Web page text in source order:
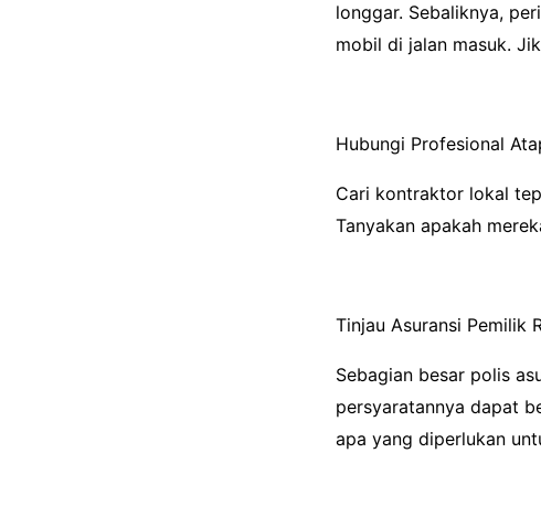
longgar. Sebaliknya,
mobil di jalan masuk.
Hubungi Profesional
Cari kontraktor lokal
Tanyakan apakah
Tinjau Asuransi Pemilik
Sebagian besar polis
persyaratannya dapat
apa yang diperlukan